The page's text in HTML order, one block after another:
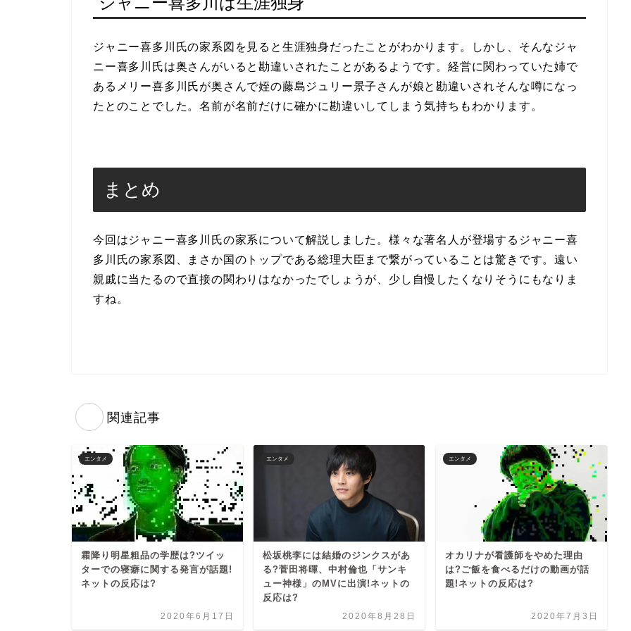
ジャニー喜多川氏の家系図を見ると生涯独身だったことがわかります。しかし、そんなジャ
ニー喜多川氏は奥さんがいると勘違いされたことがあるようです。経営に関わっていた姉で
あるメリー喜多川氏が奥さんで姪の藤島ジュリー景子さんが娘と勘違いされそんな噂になっ
たとのことでした。名前が名前だけに確かに勘違いしてしまう気持ちもわかります。
まとめ
今回はジャニー喜多川氏の家系について解説しました。様々な著名人が登場するジャニー喜
多川氏の家系図、まさか国のトップである総理大臣まで繋がっていることは驚きです。遠い
親戚に当たるので直接の関わりはなかったでしょうが、少し自慢したくなりそうにもなりま
すね。
関連記事
エンタメ
霜降り明星粗品の学歴は?ツイッ
ターでの寝癖に関する発言が話題!
ネットの反応は?
2020年6月17日
エンタメ
松坂桃李には結婚のジンクスがあ
る?菅田将暉、中村倫也「サンキ
ュー神様」のMVに出演!ネットの
反応は?
2020年8月28日
エンタメ
オカリナが看護師をやめた理由
は?ご飯を食べるだけの動画が話
題!ネットの反応は?
2020年7月3日